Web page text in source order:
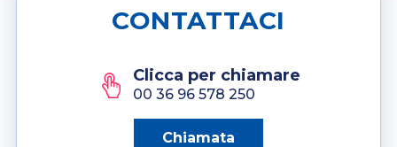
CONTATTACI
Clicca per chiamare
00 36 96 578 250
Chiamata